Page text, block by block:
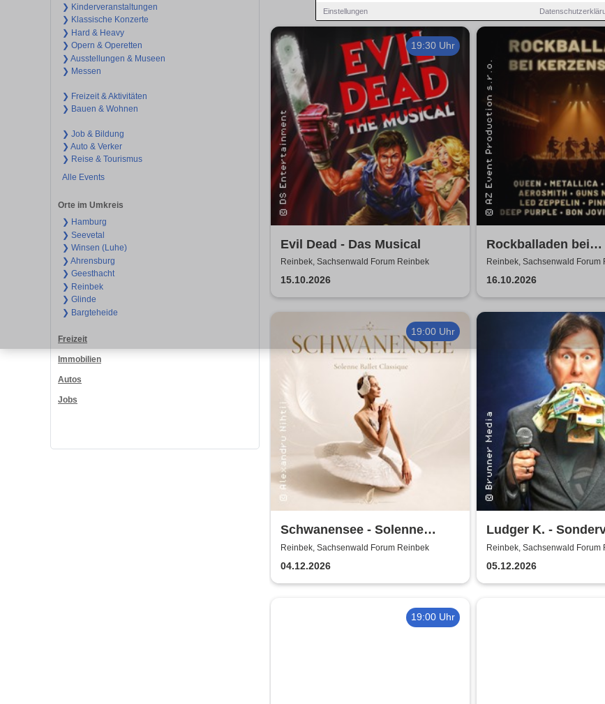
Einstellungen
❯ Kinderveranstaltungen
❯ Klassische Konzerte
❯ Hard & Heavy
❯ Opern & Operetten
❯ Ausstellungen & Museen
❯ Messen
❯ Freizeit & Aktivitäten
❯ Bauen & Wohnen
❯ Job & Bildung
❯ Auto & Verker
❯ Reise & Tourismus
Alle Events
Orte im Umkreis
❯ Hamburg
❯ Seevetal
❯ Winsen (Luhe)
❯ Ahrensburg
❯ Geesthacht
❯ Reinbek
❯ Glinde
❯ Bargteheide
Freizeit
Immobilien
Autos
Jobs
19:30 Uhr
Evil Dead - Das Musical
Reinbek, Sachsenwald Forum Reinbek
15.10.2026
Rockballaden bei
Kerzenschein
Reinbek, Sachsenwald Forum
16.10.2026
19:00 Uhr
Schwanensee - Solenne
Ballet Classique
Reinbek, Sachsenwald Forum Reinbek
04.12.2026
Ludger K. -
Reinbek, Sachsenwald Forum
05.12.2026
19:00 Uhr